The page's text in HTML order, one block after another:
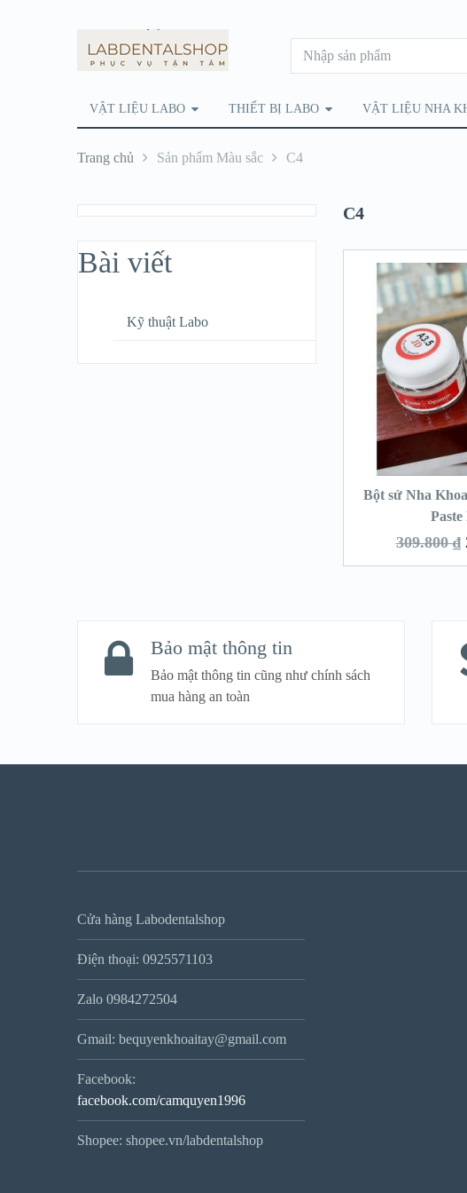
VẬT LIỆU LABO THIẾT BỊ LABO VẬT LIỆU NHA
Trang chủ Sản phẩm Màu sắc C4
C4
Bột sứ Nha
309.800₫
Bài viết
Kỹ thuật Labo
Bảo mật thông tin
Bảo mật thông tin cũng như chính sách
mua hàng an toàn
Cửa hàng Labodentalshop
Điện thoại: 0925571103
Zalo 0984272504
Gmail: bequyenkhoaitay@gmail.com
Facebook:
facebook.com/camquyen1996
Shopee: shopee.vn/labdentalshop